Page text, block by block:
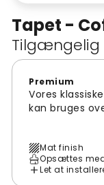
Tapet -
Tilgængelig
Premium
Vores
kan bruges
Mat finish
Opsættes
Let at